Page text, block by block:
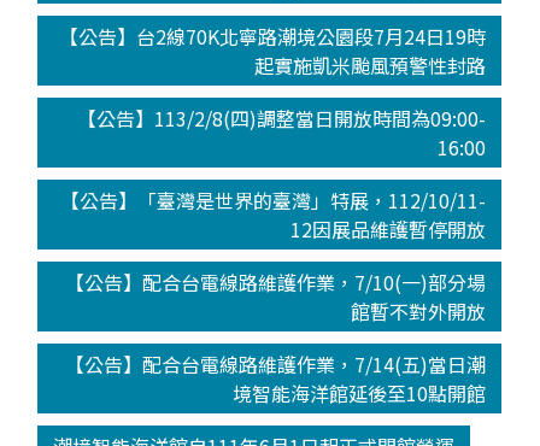
【公告】台2線70K北寧路潮境公園段7月24日19時
起實施凱米颱風預警性封路
【公告】113/2/8(四)調整當日開放時間為09:00-
16:00
【公告】「臺灣是世界的臺灣」特展，112/10/11-
12因展品維護暫停開放
【公告】配合台電線路維護作業，7/10(一)部分場
館暫不對外開放
【公告】配合台電線路維護作業，7/14(五)當日潮
境智能海洋館延後至10點開館